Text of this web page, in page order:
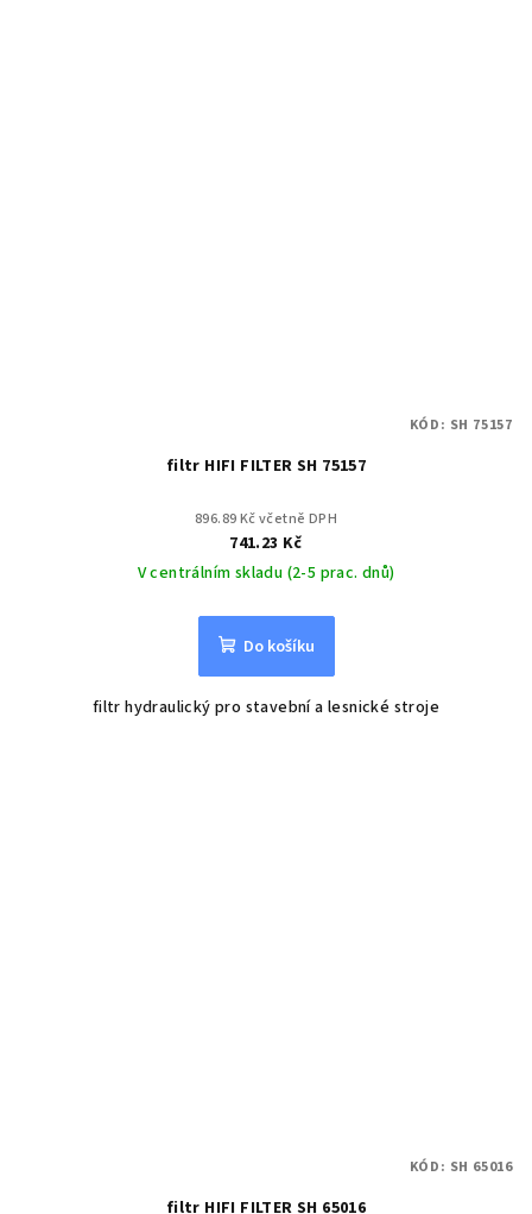
filtr HIFI FILTER SH 75157
896.89 Kč včetně DPH
741.23 Kč
V centrálním skladu (2-5 prac. dnů)
Do košíku
filtr hydraulický pro stavební a lesnické stroje
KÓD: SH 75157
filtr HIFI FILTER SH 65016
KÓD: SH 65016